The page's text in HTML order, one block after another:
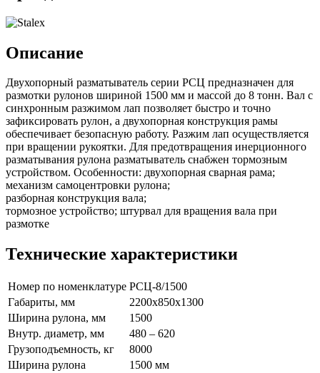
Описание
Двухопорный разматыватель серии РСЦ предназначен для
размотки рулонов шириной 1500 мм и массой до 8 тонн. Вал с
синхронным разжимом лап позволяет быстро и точно
зафиксировать рулон, а двухопорная конструкция рамы
обеспечивает безопасную работу. Разжим лап осуществляется
при вращении рукоятки. Для предотвращения инерционного
разматывания рулона разматыватель снабжен тормозным
устройством. Особенности: двухопорная сварная рама;
механизм самоцентровки рулона;
разборная конструкция вала;
тормозное устройство; штурвал для вращения вала при
размотке
Технические характеристики
Номер по номенклатуре РСЦ-8/1500
Габариты, мм
2200x850x1300
Ширина рулона, мм
1500
Внутр. диаметр, мм
480 – 620
Грузоподъемность, кг
8000
Ширина рулона
1500 мм